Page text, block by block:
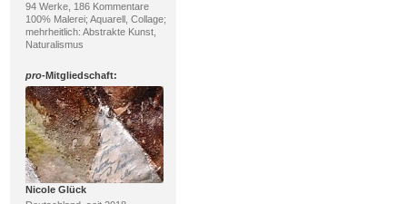
94 Werke, 186 Kommentare
100% Malerei; Aquarell, Collage;
mehrheitlich: Abstrakte Kunst,
Naturalismus
pro-Mitgliedschaft:
Nicole Glück